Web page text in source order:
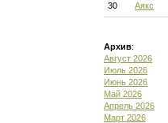
30 Аякс
Архив:
Август 2026
Июль 2026
Июнь 2026
Май 2026
Апрель 2026
Март 2026